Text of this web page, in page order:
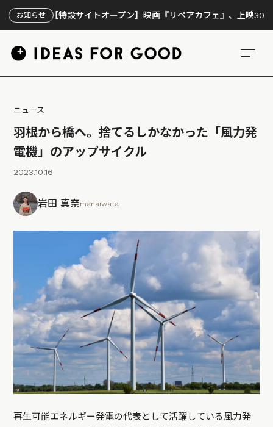
お知らせ
【特設サイトオープン】映画『リペアカフェ』、上映300回の先で
ニュース
羽根から橋へ。捨てるしかなかった「風力発
電機」のアップサイクル
2023.10.16
岩田 真奈manaiwata
再生可能エネルギー発電の代表として活躍している風力発